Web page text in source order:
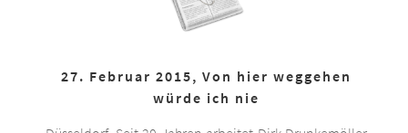
27. Februar 2015, Von hier weggehen
würde ich nie